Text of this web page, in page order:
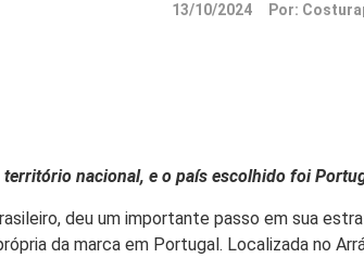
13/10/2024 Por:
nacional, e o país escolhido foi
deu um importante passo em sua
da marca em Portugal. Localizada no